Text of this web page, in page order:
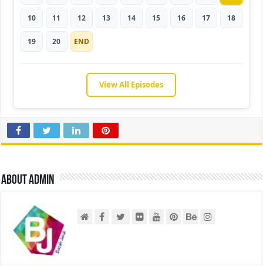
10 11 12 13 14 15 16 17 18
19 20 END
View All Episodes
About admin